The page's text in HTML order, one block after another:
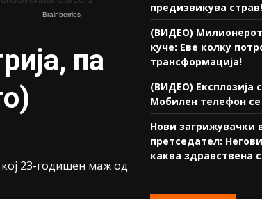
па
кој 23-годишен маж од
предизвикува страв!
(ВИДЕО)
куче: Еве колку
трансформација!
(ВИДЕО) Експлозија
Мобилен телефон
Нови загрижувачки
претседател:
каква здравствена